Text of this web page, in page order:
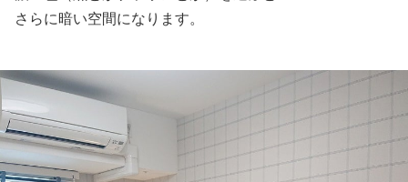
さらに暗い空間になります。